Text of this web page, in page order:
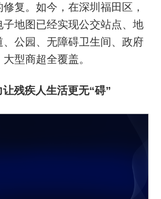
复。如今，在深圳福田区，
子地图已经实现公交站点、地
、公园、无障碍卫生间、政府
型商超全覆盖。
残疾人生活更无“碍”